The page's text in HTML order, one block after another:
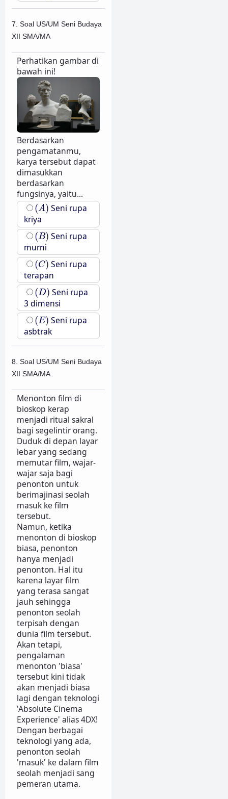
7. Soal US/UM Seni Budaya
XII SMA/MA
Perhatikan gambar di
bawah ini!
Berdasarkan
pengamatanmu,
karya tersebut dapat
dimasukkan
berdasarkan
fungsinya, yaitu...
(A)
(A) Seni rupa
kriya
(B)
(B) Seni rupa
murni
(C)
(C) Seni rupa
terapan
(D)
(D) Seni rupa
3 dimensi
(E)
(E) Seni rupa
asbtrak
8. Soal US/UM Seni Budaya
XII SMA/MA
Menonton film di
bioskop kerap
menjadi ritual sakral
bagi segelintir orang.
Duduk di depan layar
lebar yang sedang
memutar film, wajar-
wajar saja bagi
penonton untuk
berimajinasi seolah
masuk ke film
tersebut.
Namun, ketika
menonton di bioskop
biasa, penonton
hanya menjadi
penonton. Hal itu
karena layar film
yang terasa sangat
jauh sehingga
penonton seolah
terpisah dengan
dunia film tersebut.
Akan tetapi,
pengalaman
menonton 'biasa'
tersebut kini tidak
akan menjadi biasa
lagi dengan teknologi
'Absolute Cinema
Experience' alias 4DX!
Dengan berbagai
teknologi yang ada,
penonton seolah
'masuk' ke dalam film
seolah menjadi sang
pemeran utama.